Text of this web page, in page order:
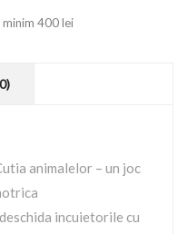
400 lei
animalelor – un joc
incuietorile cu